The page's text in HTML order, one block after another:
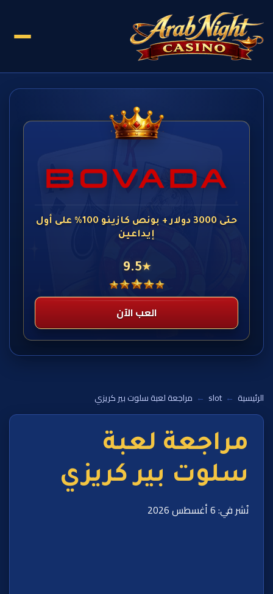
حتى 3000 دولار + بونص كازينو 100% على أول
إيداعين
★
9.5
العب الآن
الرئيسية ←
slot
← مراجعة لعبة سلوت بير كريزي
مراجعة لعبة
سلوت بير كريزي
نُشر في: 6 أغسطس 2026